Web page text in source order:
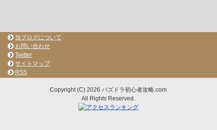
当ブログについて
お問い合わせ
Twitter
サイトマップ
RSS
Copyright (C) 2026 パズドラ初心者攻略.com
All Rights Reserved.